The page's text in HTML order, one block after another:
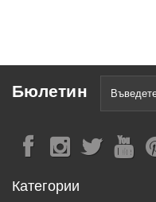
Бюлетин
Категории